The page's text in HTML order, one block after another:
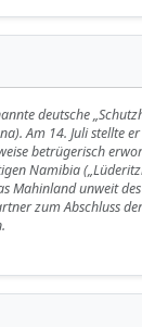
deutsche
Am 14. Juli stellte
betrügerisch
Namibia
Mahinland unweit
zum Abschluss